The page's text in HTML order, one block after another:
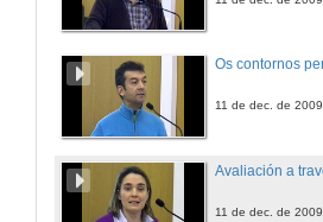
11 de dec. de 2009
11 de dec. de 2009